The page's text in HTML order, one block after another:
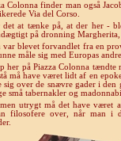
Colonna finder man også
Via del Corso.
det at tænke på, at der her -
på dronning Margherita,
var blevet forvandlet fra en
måle sig med Europas
her på Piazza Colonna
må have været lidt af en
sig over de snævre gader i
små tabernakler og
utrygt må det have været
filosofere over, når man i